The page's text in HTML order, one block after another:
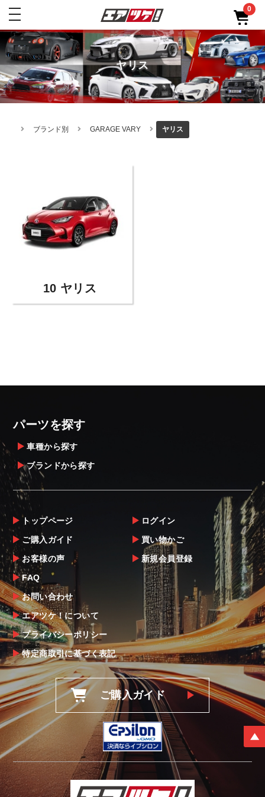
toggle
0
ヤリス
ブランド別 GARAGE VARY ヤリス
10 ヤリス
パーツを探す
車種から探す
ブランドから探す
トップページ
ご購入ガイド
お客様の声
FAQ
お問い合わせ
エアツケ！について
プライバシーポリシー
特定商取引に基づく表記
ログイン
買い物かご
新規会員登録
ご購入ガイド